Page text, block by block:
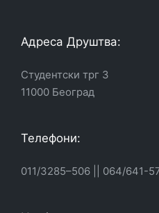
Адреса Друштва:
Студентски трг 3
11000 Београд
Телефони:
011/3285–506 064/641-